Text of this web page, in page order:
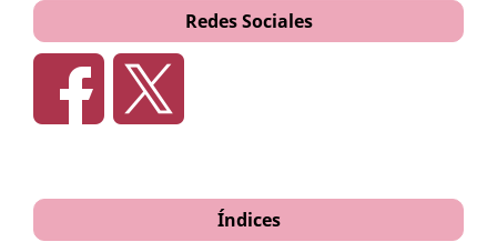
Redes Sociales
Índices